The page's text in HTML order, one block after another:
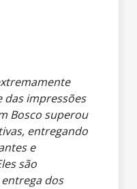
das impressões
Bosco superou
entregando
e
são
dos